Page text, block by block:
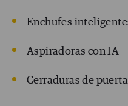
Enchufes
Aspiradoras con IA
Cerraduras de